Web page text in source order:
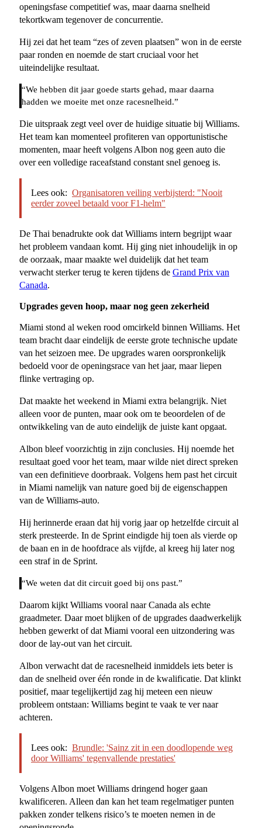
openingsfase competitief was, maar daarna snelheid
tekortkwam tegenover de concurrentie.
Hij zei dat het team “zes of zeven plaatsen” won in de eerste
paar ronden en noemde de start cruciaal voor het
uiteindelijke resultaat.
“We hebben dit jaar goede starts gehad, maar daarna
hadden we moeite met onze racesnelheid.”
Die uitspraak zegt veel over de huidige situatie bij Williams.
Het team kan momenteel profiteren van opportunistische
momenten, maar heeft volgens Albon nog geen auto die
over een volledige raceafstand constant snel genoeg is.
Lees ook: Organisatoren veiling verbijsterd: "Nooit
eerder zoveel betaald voor F1-helm"
De Thai benadrukte ook dat Williams intern begrijpt waar
het probleem vandaan komt. Hij ging niet inhoudelijk in op
de oorzaak, maar maakte wel duidelijk dat het team
verwacht sterker terug te keren tijdens de Grand Prix van
Canada.
Upgrades geven hoop, maar nog geen zekerheid
Miami stond al weken rood omcirkeld binnen Williams. Het
team bracht daar eindelijk de eerste grote technische update
van het seizoen mee. De upgrades waren oorspronkelijk
bedoeld voor de openingsrace van het jaar, maar liepen
flinke vertraging op.
Dat maakte het weekend in Miami extra belangrijk. Niet
alleen voor de punten, maar ook om te beoordelen of de
ontwikkeling van de auto eindelijk de juiste kant opgaat.
Albon bleef voorzichtig in zijn conclusies. Hij noemde het
resultaat goed voor het team, maar wilde niet direct spreken
van een definitieve doorbraak. Volgens hem past het circuit
in Miami namelijk van nature goed bij de eigenschappen
van de Williams-auto.
Hij herinnerde eraan dat hij vorig jaar op hetzelfde circuit al
sterk presteerde. In de Sprint eindigde hij toen als vierde op
de baan en in de hoofdrace als vijfde, al kreeg hij later nog
een straf in de Sprint.
“We weten dat dit circuit goed bij ons past.”
Daarom kijkt Williams vooral naar Canada als echte
graadmeter. Daar moet blijken of de upgrades daadwerkelijk
hebben gewerkt of dat Miami vooral een uitzondering was
door de lay-out van het circuit.
Albon verwacht dat de racesnelheid inmiddels iets beter is
dan de snelheid over één ronde in de kwalificatie. Dat klinkt
positief, maar tegelijkertijd zag hij meteen een nieuw
probleem ontstaan: Williams begint te vaak te ver naar
achteren.
Lees ook: Brundle: 'Sainz zit in een doodlopende weg
door Williams' tegenvallende prestaties'
Volgens Albon moet Williams dringend hoger gaan
kwalificeren. Alleen dan kan het team regelmatiger punten
pakken zonder telkens risico’s te moeten nemen in de